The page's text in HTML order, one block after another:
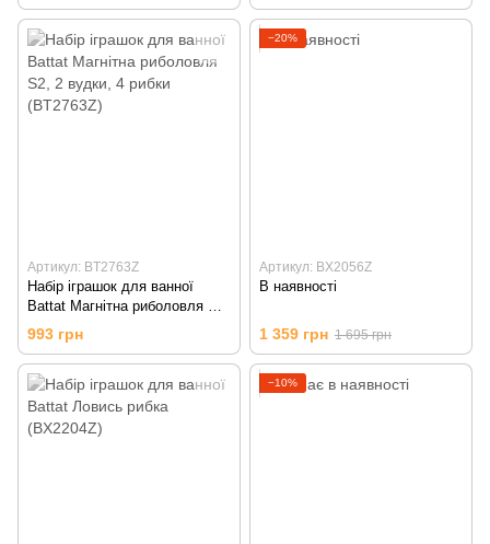
Артикул: BT2763Z
Набір іграшок для ванної
Battat Магнітна риболовля S2,
2 вудки, 4 рибки (BT2763Z)
993 грн
−20%
Артикул: BX2056Z
В наявності
1 359 грн 1 695 грн
−10%